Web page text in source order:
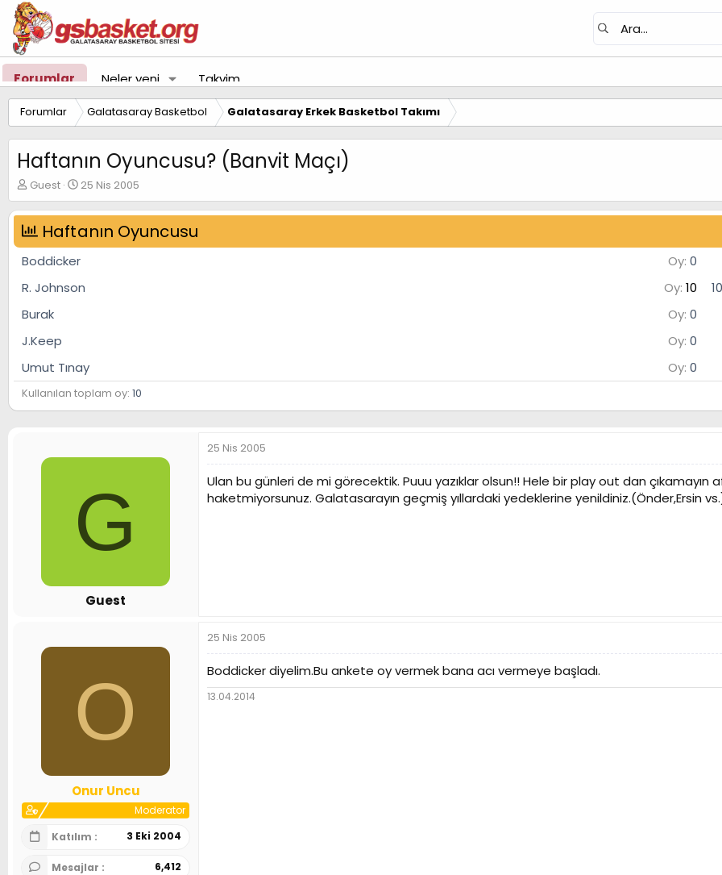
Forumlar Neler yeni Takvim
Forumlar Galatasaray Basketbol Galatasaray Erkek Basketbol Takımı
Haftanın Oyuncusu? (Banvit Maçı)
K
o
n
u
y
u
a
l
t
n
Guest
B
a
ş
l
a
n
ı
h
i
25 Nis 2005
Haftanın Oyuncusu
Boddicker Oy: 0
R. Johnson
Oy: 10
Burak
Oy: 0
J.Keep
Oy: 0
Umut Tınay
Oy: 0
Kullanılan toplam oy 10
G
Guest
25 Nis 2005
Ulan bu günleri de mi görecektik. Puuu yazıklar olsun!! Hele bir play out dan
haketmiyorsunuz. Galatasarayın geçmiş yıllardaki yedeklerine yenildiniz.(Önder,Ersin
O
Onur Uncu
Moderator
Katılım
3 Eki 2004
Mesajlar 6,412
25 Nis 2005
Boddicker diyelim.Bu ankete oy vermek bana acı vermeye başladı.
13.04.2014